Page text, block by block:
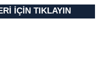
Kanunu uyarınca
okumak ve sitemizde
İÇİN TIKLAYIN